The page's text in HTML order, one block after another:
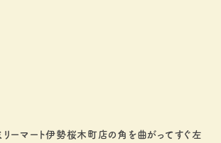
ーマート伊勢桜木町店の角を曲がってすぐ左